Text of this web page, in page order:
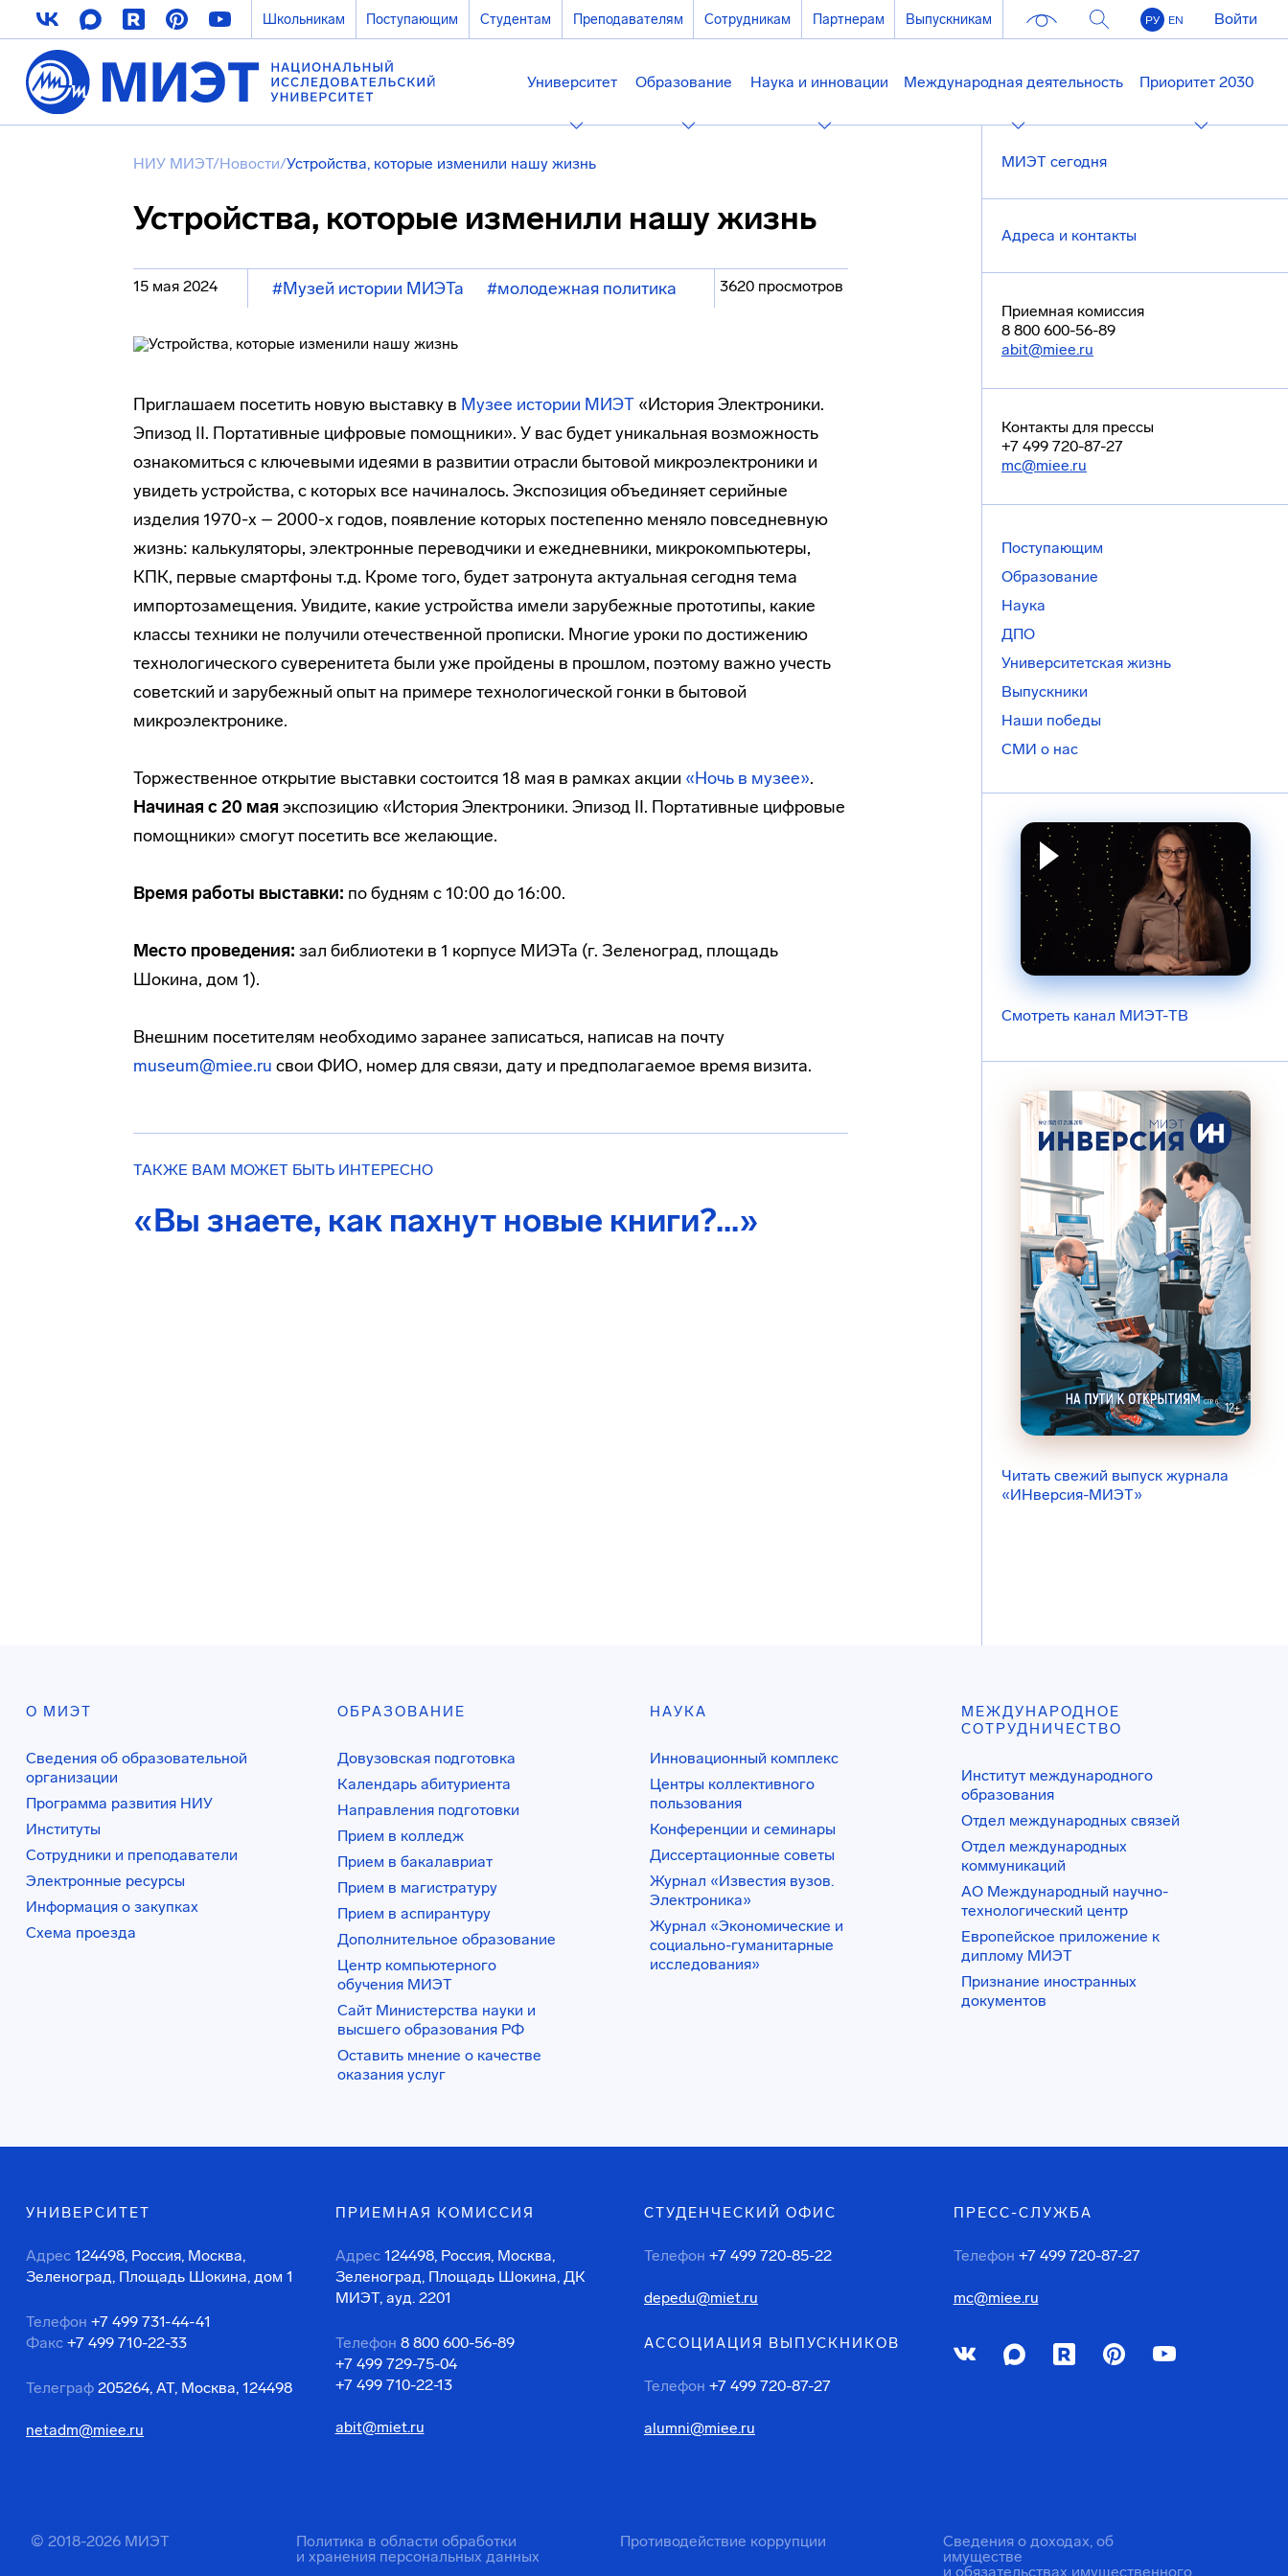
Школьникам Поступающим Студентам Преподавателям Сотрудникам Партнерам Выпускникам РУ EN Войти
Университет Образование Наука и инновации Международная деятельность Приоритет 2030
НИУ МИЭТ/Новости/Устройства, которые изменили нашу жизнь
Устройства, которые изменили нашу жизнь
15 мая 2024 #Музей истории МИЭТа #молодежная политика 3620 просмотров
Приглашаем посетить новую выставку в Музее истории МИЭТ «История Электроники.
Эпизод II. Портативные цифровые помощники». У вас будет уникальная возможность
ознакомиться с ключевыми идеями в развитии отрасли бытовой микроэлектроники и
увидеть устройства, с которых все начиналось. Экспозиция объединяет серийные
изделия 1970-х – 2000-х годов, появление которых постепенно меняло повседневную
жизнь: калькуляторы, электронные переводчики и ежедневники, микрокомпьютеры,
КПК, первые смартфоны т.д. Кроме того, будет затронута актуальная сегодня тема
импортозамещения. Увидите, какие устройства имели зарубежные прототипы, какие
классы техники не получили отечественной прописки. Многие уроки по достижению
технологического суверенитета были уже пройдены в прошлом, поэтому важно учесть
советский и зарубежный опыт на примере технологической гонки в бытовой
микроэлектронике.
Торжественное открытие выставки состоится 18 мая в рамках акции «Ночь в музее».
Начиная с 20 мая экспозицию «История Электроники. Эпизод II. Портативные цифровые
помощники» смогут посетить все желающие.
Время работы выставки: по будням с 10:00 до 16:00.
Место проведения: зал библиотеки в 1 корпусе МИЭТа (г. Зеленоград, площадь
Шокина, дом 1).
Внешним посетителям необходимо заранее записаться, написав на почту
museum@miee.ru свои ФИО, номер для связи, дату и предполагаемое время визита.
ТАКЖЕ ВАМ МОЖЕТ БЫТЬ ИНТЕРЕСНО
«Вы знаете, как пахнут новые книги?...»
МИЭТ сегодня
Адреса и контакты
Приемная комиссия
8 800 600-56-89
abit@miee.ru
Контакты для прессы
+7 499 720-87-27
mc@miee.ru
Поступающим
Образование
Наука
ДПО
Университетская жизнь
Выпускники
Наши победы
СМИ о нас
Смотреть канал МИЭТ-ТВ
Читать свежий выпуск журнала
«ИНверсия-МИЭТ»
О МИЭТ
Сведения об образовательной
организации
Программа развития НИУ
Институты
Сотрудники и преподаватели
Электронные ресурсы
Информация о закупках
Схема проезда
ОБРАЗОВАНИЕ
Довузовская подготовка
Календарь абитуриента
Направления подготовки
Прием в колледж
Прием в бакалавриат
Прием в магистратуру
Прием в аспирантуру
Дополнительное образование
Центр компьютерного
обучения МИЭТ
Сайт Министерства науки и
высшего образования РФ
Оставить мнение о качестве
оказания услуг
НАУКА
Инновационный комплекс
Центры коллективного
пользования
Конференции и семинары
Диссертационные советы
Журнал «Известия вузов.
Электроника»
Журнал «Экономические и
социально-гуманитарные
исследования»
МЕЖДУНАРОДНОЕ
СОТРУДНИЧЕСТВО
Институт международного
образования
Отдел международных связей
Отдел международных
коммуникаций
АО Международный научно-
технологический центр
Европейское приложение к
диплому МИЭТ
Признание иностранных
документов
УНИВЕРСИТЕТ
Адрес 124498, Россия, Москва,
Зеленоград, Площадь Шокина, дом 1
Телефон +7 499 731-44-41
Факс +7 499 710-22-33
Телеграф 205264, АТ, Москва, 124498
netadm@miee.ru
ПРИЕМНАЯ КОМИССИЯ
Адрес 124498, Россия, Москва,
Зеленоград, Площадь Шокина, ДК
МИЭТ, ауд. 2201
Телефон 8 800 600-56-89
+7 499 729-75-04
+7 499 710-22-13
abit@miet.ru
СТУДЕНЧЕСКИЙ ОФИС
Телефон +7 499 720-85-22
depedu@miet.ru
АССОЦИАЦИЯ ВЫПУСКНИКОВ
Телефон +7 499 720-87-27
alumni@miee.ru
ПРЕСС-СЛУЖБА
Телефон +7 499 720-87-27
mc@miee.ru
© 2018-2026 МИЭТ
Политика в области обработки
и хранения персональных данных
Противодействие коррупции
Сведения о доходах, об
имуществе
и обязательствах имущественного